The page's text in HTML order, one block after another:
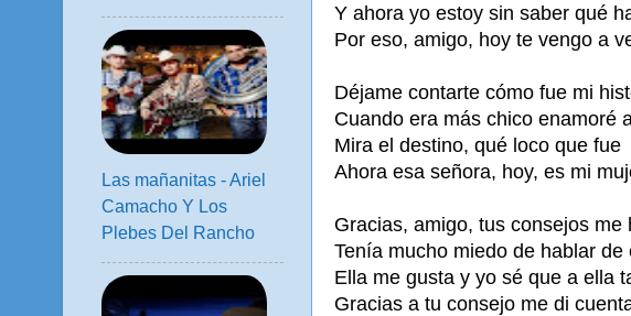
Y ahora yo estoy sin saber qué
Por eso, amigo, hoy te vengo a
Déjame contarte cómo fue mi
Cuando era más chico enamoré
Mira el destino, qué loco que fue
Ahora esa señora, hoy, es mi
Gracias, amigo, tus consejos me
Tenía mucho miedo de hablar de
Ella me gusta y yo sé que a ella
Gracias a tu consejo me di
Las mañanitas - Ariel
Camacho Y Los
Plebes Del Rancho